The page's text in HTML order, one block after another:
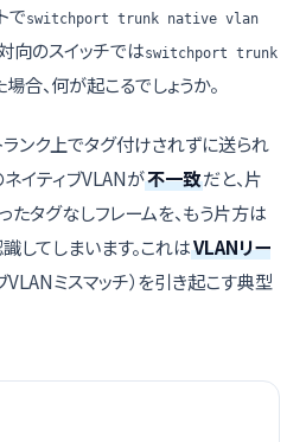
でswitchport trunk native vlan
向のスイッチではswitchport trunk
合、何が起こるでしょうか。
ランク上でタグ付けされずに送られ
イティブVLANが不一致だと、片
タグなしフレームを、もう片方は
してしまいます。これはVLANリー
VLANミスマッチ）を引き起こす典型